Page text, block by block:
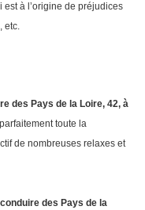
à l’origine de préjudices
etc.
des Pays de la Loire, 42, à
toute la
de nombreuses relaxes et
des Pays de la